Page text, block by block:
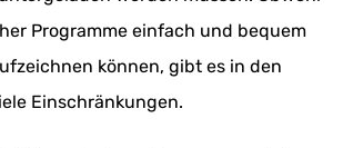
Programme einfach und bequem
können, gibt es in den
Einschränkungen.